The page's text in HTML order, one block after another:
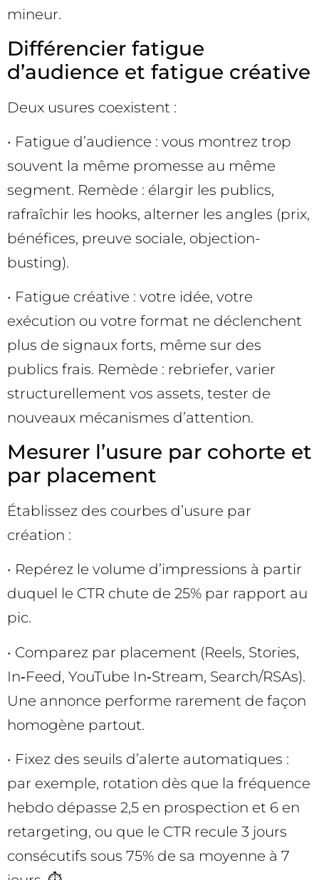
mineur.
Différencier fatigue
d’audience et fatigue créative
Deux usures coexistent :
• Fatigue d’audience : vous montrez trop
souvent la même promesse au même
segment. Remède : élargir les publics,
rafraîchir les hooks, alterner les angles (prix,
bénéfices, preuve sociale, objection-
busting).
• Fatigue créative : votre idée, votre
exécution ou votre format ne déclenchent
plus de signaux forts, même sur des
publics frais. Remède : rebriefer, varier
structurellement vos assets, tester de
nouveaux mécanismes d’attention.
Mesurer l’usure par cohorte et
par placement
Établissez des courbes d’usure par
création :
• Repérez le volume d’impressions à partir
duquel le CTR chute de 25% par rapport au
pic.
• Comparez par placement (Reels, Stories,
In‑Feed, YouTube In‑Stream, Search/RSAs).
Une annonce performe rarement de façon
homogène partout.
• Fixez des seuils d’alerte automatiques :
par exemple, rotation dès que la fréquence
hebdo dépasse 2,5 en prospection et 6 en
retargeting, ou que le CTR recule 3 jours
consécutifs sous 75% de sa moyenne à 7